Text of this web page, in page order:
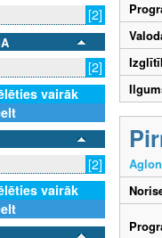
[2]
[2]
vairāk
[2]
vairāk